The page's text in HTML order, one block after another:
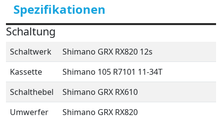
Spezifikationen
Schaltung
Schaltwerk
Shimano GRX RX820 12s
Kassette
Shimano 105 R7101 11-34T
Schalthebel
Shimano GRX RX610
Umwerfer
Shimano GRX RX820